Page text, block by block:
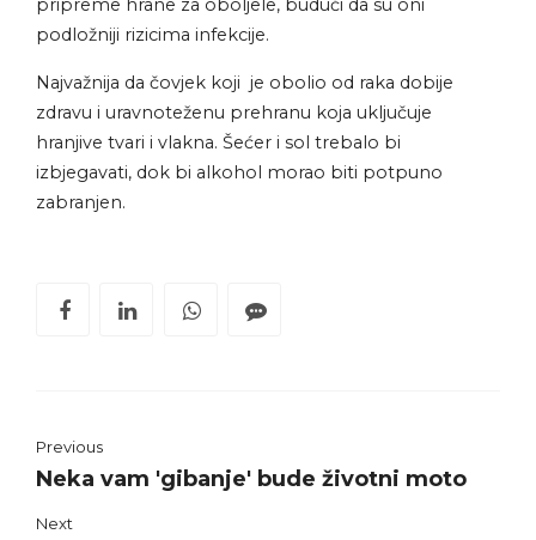
pripreme hrane za oboljele, budući da su oni
podložniji rizicima infekcije.
Najvažnija da čovjek koji je obolio od raka dobije
zdravu i uravnoteženu prehranu koja uključuje
hranjive tvari i vlakna. Šećer i sol trebalo bi
izbjegavati, dok bi alkohol morao biti potpuno
zabranjen.
Previous
Neka vam 'gibanje' bude životni moto
Next